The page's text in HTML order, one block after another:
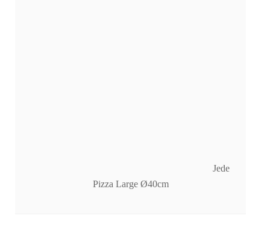
Jede
Pizza Large Ø40cm